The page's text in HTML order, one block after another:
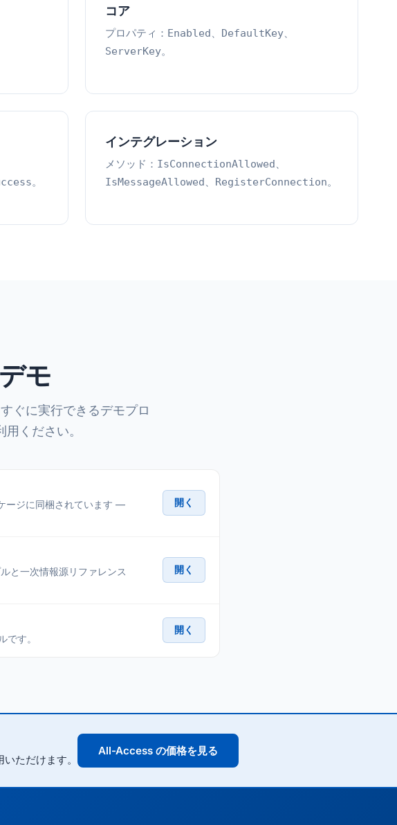
コア
プロパティ： Enabled、 DefaultKey、
ServerKey。
。
インテグレーション
メソッド： IsConnectionAllowed、
IsMessageAllowed、 RegisterConnection。
モ
ぐに実行できるデモプロ
ください。
ージに同梱されています —
開く
と一次情報源リファレンス
開く
す。
開く
ただけます。
All-Access の価格を見る